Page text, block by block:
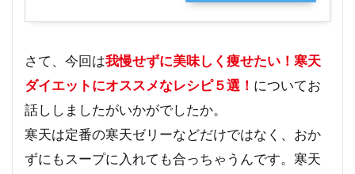
さて、今回は我慢せずに美味しく痩せたい！寒天
ダイエットにオススメなレシピ５選！ についてお
話ししましたがいかがでしたか。
寒天は定番の寒天ゼリーなどだけではなく、おか
ずにもスープに入れても合っちゃうんです。寒天